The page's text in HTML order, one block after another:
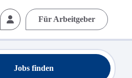
Für Arbeitgeber
Jobs finden